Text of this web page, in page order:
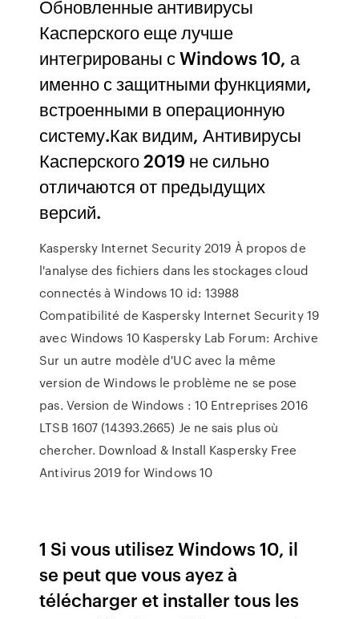
Обновленные антивирусы
Касперского еще лучше
интегрированы с Windows 10, а
именно с защитными функциями,
встроенными в операционную
систему.Как видим, Антивирусы
Касперского 2019 не сильно
отличаются от предыдущих
версий.
Kaspersky Internet Security 2019 À propos de
l'analyse des fichiers dans les stockages cloud
connectés à Windows 10 id: 13988
Compatibilité de Kaspersky Internet Security 19
avec Windows 10 Kaspersky Lab Forum: Archive
Sur un autre modèle d'UC avec la même
version de Windows le problème ne se pose
pas. Version de Windows : 10 Entreprises 2016
LTSB 1607 (14393.2665) Je ne sais plus où
chercher. Download & Install Kaspersky Free
Antivirus 2019 for Windows 10
1 Si vous utilisez Windows 10, il
se peut que vous ayez à
télécharger et installer tous les